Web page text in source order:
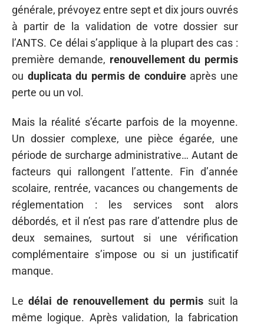
générale, prévoyez entre sept et dix jours ouvrés
à partir de la validation de votre dossier sur
l’ANTS. Ce délai s’applique à la plupart des cas :
première demande, renouvellement du permis
ou duplicata du permis de conduireaprès une
perte ou un vol.
Mais la réalité s’écarte parfois de la moyenne.
Un dossier complexe, une pièce égarée, une
période de surcharge administrative… Autant de
facteurs qui rallongent l’attente. Fin d’année
scolaire, rentrée, vacances ou changements de
réglementation : les services sont alors
débordés, et il n’est pas rare d’attendre plus de
deux semaines, surtout si une vérification
complémentaire s’impose ou si un justificatif
manque.
Le délai de renouvellement du permis suit la
même logique. Après validation, la fabrication